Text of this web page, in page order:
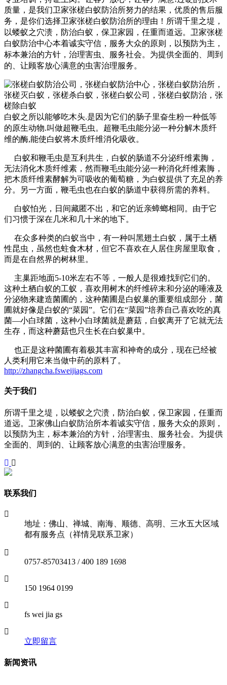
质量，是我们卫家张槎白蚁防治所努力的结果，优质的售后服
务，是你们选择卫家张槎白蚁防治所的理由！ 所谓千里之堤，
以蝼蚁之穴溃，防治白蚁，保卫家园，任重而道远。 卫家张槎
白蚁防治中心本着诚实守信，服务大众的原则，以预防为主，
标本兼治的方针，治理害虫、服务社会。为提供全面的、周到
的、让顾客放心满意的虫害治理服务。
白蚁之所以能够吃木头.是因为它们的肠子里奋生粉一种低等
的原生动物.叫做超鞭毛虫。超鞭毛虫能分泌一种分解木质纤
维的酶,能使白蚁将木质纤维消化吸收。
白蚁和鞭毛虫是互利共生，白蚁的肠道不分泌纤维素脢，
无法消化木质纤维素，然而鞭毛虫能分泌一种消化纤维素脢，
把木质纤维素酵解为可吸收的葡萄糖，为白蚁提供了充足的养
分。另一方面，鞭毛虫也在白蚁的肠道中获得所需的养料。
白蚁怕光，日间藏匿不出，和它的近亲蟑螂相同。由于它
们习惯于深在几米和几十米的地下。
在众多种类的白蚁当中，有一种叫黑翅土白蚁，属于土栖
性昆虫，虽然也蛀食木材，但它不喜欢在人居住房屋里取食，
而是在自然界的树林里。
主巢距地面5-10米左右不等，一般人是很难找到它们的。
这种土栖白蚁的工蚁，喜欢用树木的纤维碎末和分泌的唾液及
分泌物来建造菌圃的，这种菌圃是白蚁巢的重要组成部分，菌
圃就好像是白蚁的“菜园”。它们在“菜园”培养自己喜欢吃的真
菌—小白球菌，这种小白球菌就是蘑菇，白蚁离开了它就无法
生存，而这种蘑菇也只生长在白蚁巢中。
也正是这种菌圃有着极其丰富和神奇的成分，现在已经被
人类利用它来当做中药的原料了。
http://zhangcha.fsweijiags.com
关于我们
所谓千里之堤，以蝼蚁之穴溃，防治白蚁，保卫家园，任重而
道远。卫家佛山白蚁防治所本着诚实守信，服务大众的原则，
以预防为主，标本兼治的方针，治理害虫、服务社会。为提供
全面的、周到的、让顾客放心满意的虫害治理服务。
联系我们
地址：佛山、禅城、南海、顺德、高明、三水五大区域
都有服务点（祥情见联系卫家）
0757-85703413 / 400 189 1698
150 1964 0199
fs wei jia gs
立即留言
新闻资讯